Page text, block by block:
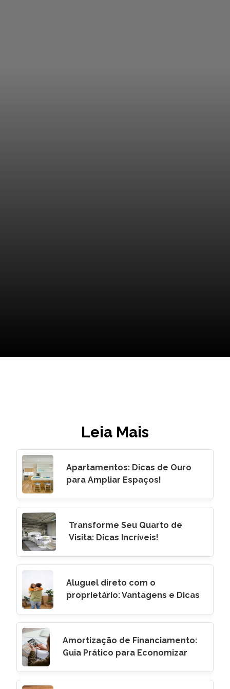
Leia Mais
Apartamentos: Dicas de Ouro
para Ampliar Espaços!
Transforme Seu Quarto de
Visita: Dicas Incríveis!
Aluguel direto com o
proprietário: Vantagens e Dicas
Amortização de Financiamento:
Guia Prático para Economizar